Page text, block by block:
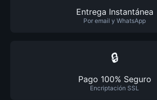
Entrega Instantánea
Por email y WhatsApp
🔒
Pago 100% Seguro
Encriptación SSL